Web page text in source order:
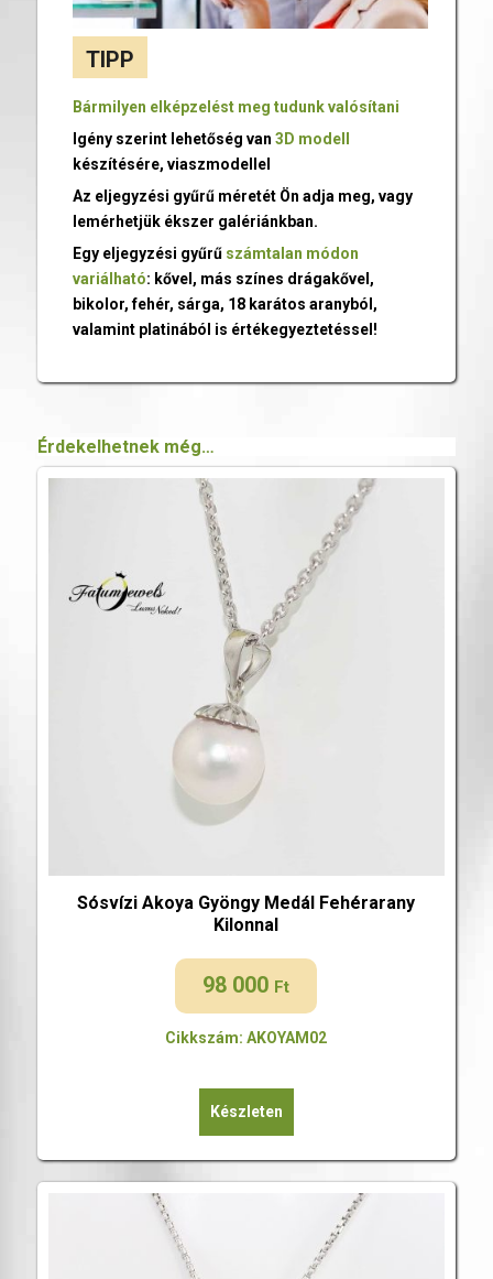
TIPP
Bármilyen elképzelést meg tudunk valósítani
Igény szerint lehetőség van 3D modell
készítésére, viaszmodellel
Az eljegyzési gyűrű méretét Ön adja meg, vagy
lemérhetjük ékszer galériánkban.
Egy eljegyzési gyűrű számtalan módon
variálható: kővel, más színes drágakővel,
bikolor, fehér, sárga, 18 karátos aranyból,
valamint platinából is értékegyeztetéssel!
Érdekelhetnek még…
Sósvízi Akoya Gyöngy Medál Fehérarany
Kilonnal
98 000 Ft
Cikkszám: AKOYAM02
Készleten